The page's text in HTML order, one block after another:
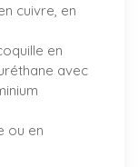
cuivre, en
en
avec
ou en